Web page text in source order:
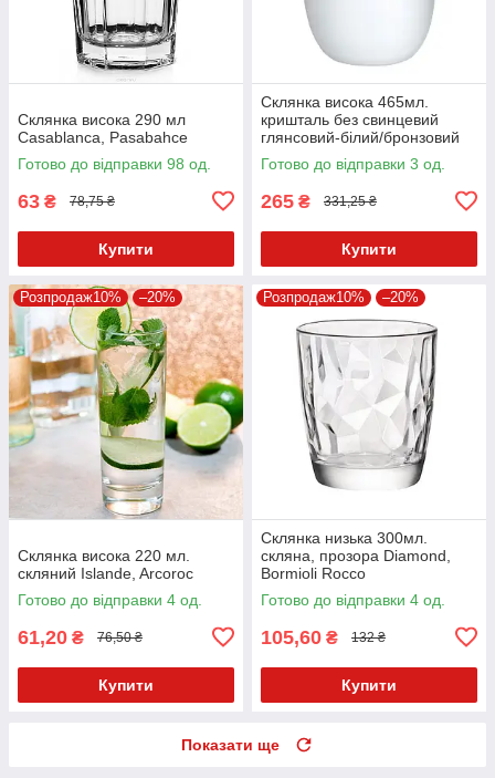
Склянка висока 290 мл
Casablanca, Pasabahce
Готово до відправки 98 од.
63 ₴ 78,75 ₴
Купити
Склянка висока 465мл.
кришталь без свинцевий
глянсовий-білий/бронзовий
Olympic, Stolzle
Готово до відправки 3 од.
265 ₴ 331,25 ₴
Купити
Розпродаж10% –20%
Склянка висока 220 мл.
скляний Islande, Arcoroc
Готово до відправки 4 од.
61,20 ₴ 76,50 ₴
Купити
Розпродаж10% –20%
Склянка низька 300мл.
скляна, прозора Diamond,
Bormioli Rocco
Готово до відправки 4 од.
105,60 ₴ 132 ₴
Купити
Показати ще